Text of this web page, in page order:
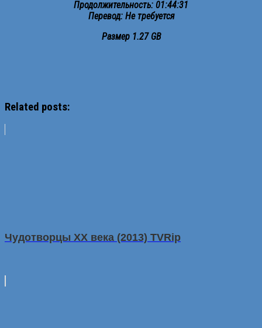
Продолжительность: 01:44:31
Перевод: Не требуется
Размер 1.27 GB
Related posts:
Чудотворцы ХХ века (2013) TVRip